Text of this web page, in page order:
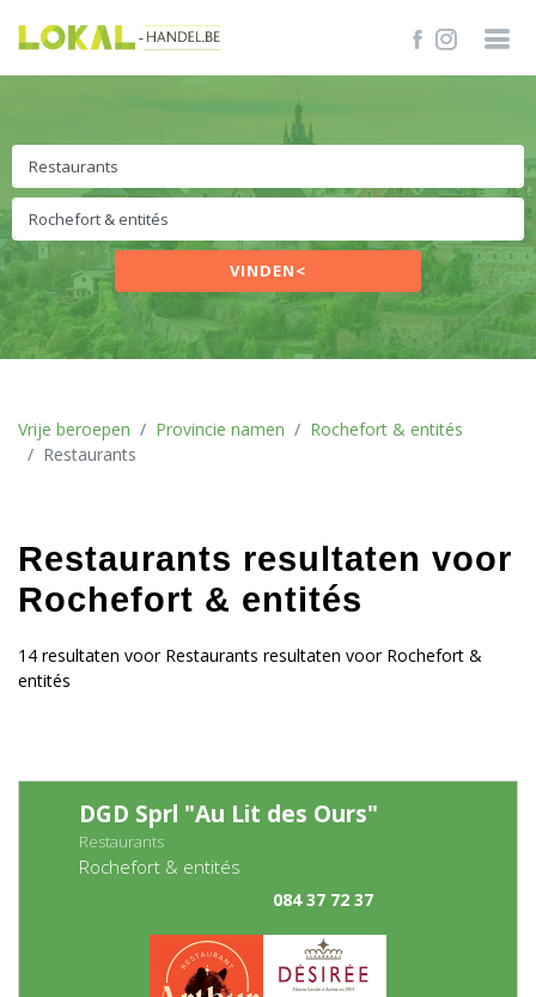
VINDEN<
Vrije beroepen Provincie namen
Rochefort & entités
Restaurants
Restaurants resultaten voor
Rochefort & entités
14 resultaten voor Restaurants resultaten voor Rochefort &
entités
DGD Sprl "Au Lit des Ours"
Restaurants
Rochefort & entités
084 37 72 37